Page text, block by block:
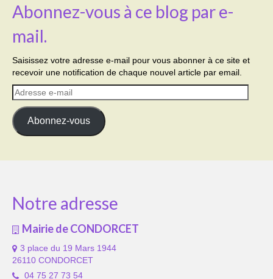
Abonnez-vous à ce blog par e-
mail.
Saisissez votre adresse e-mail pour vous abonner à ce site et
recevoir une notification de chaque nouvel article par email.
Adresse
e-
mail
Abonnez-vous
Notre adresse
Mairie de CONDORCET
3 place du 19 Mars 1944
26110 CONDORCET
04 75 27 73 54